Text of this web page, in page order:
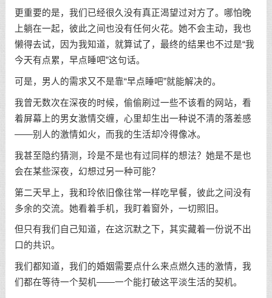
更重要的是，我们已经很久没有真正渴望过对方了。哪怕晚
上躺在一起，彼此之间也没有任何火花。她不会主动，我也
懒得去试，因为我知道，就算试了，最终的结果也不过是“我
今天有点累，早点睡吧”这句话。
可是，男人的需求又不是靠“早点睡吧”就能解决的。
我曾无数次在深夜的时候，偷偷刷过一些不该看的网站，看
着屏幕上的男女激情交缠，心里却生出一种说不清的落差感
——别人的激情如火，而我的生活却冷得像冰。
我甚至隐约猜测，玲是不是也有过同样的想法？她是不是也
会在某些深夜，幻想过另一种可能？
第二天早上，我和玲依旧像往常一样吃早餐，彼此之间没有
多余的交流。她看着手机，我盯着窗外，一切照旧。
但只有我们自己知道，在这沉默之下，其实藏着一份说不出
口的共识。
我们都知道，我们的婚姻需要点什么来点燃久违的激情，我
们都在等待一个契机——一个能打破这平淡生活的契机。